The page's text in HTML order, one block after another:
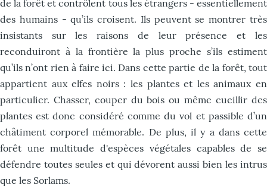
de la forêt et contrôlent tous les étrangers - essentiellement
des humains - qu’ils croisent. Ils peuvent se montrer très
insistants sur les raisons de leur présence et les
reconduiront à la frontière la plus proche s’ils estiment
qu’ils n’ont rien à faire ici. Dans cette partie de la forêt, tout
appartient aux elfes noirs : les plantes et les animaux en
particulier. Chasser, couper du bois ou même cueillir des
plantes est donc considéré comme du vol et passible d’un
châtiment corporel mémorable. De plus, il y a dans cette
forêt une multitude d'espèces végétales capables de se
défendre toutes seules et qui dévorent aussi bien les intrus
que les Sorlams.